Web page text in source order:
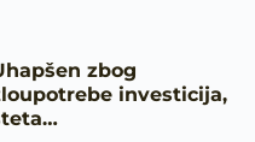
zbog
investicija,